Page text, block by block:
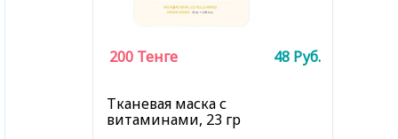
Тканевая маска с
витаминами, 23 гр
200 Тенге 48 Руб.